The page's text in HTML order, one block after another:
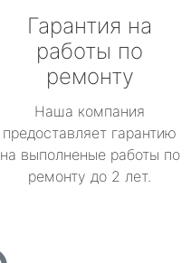
Гарантия на
работы по
ремонту
Наша компания
предоставляет гарантию
на выполненые работы по
ремонту до 2 лет.